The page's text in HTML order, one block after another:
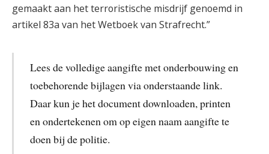
gemaakt aan het terroristische misdrijf genoemd in
artikel 83a van het Wetboek van Strafrecht.”
Lees de volledige aangifte met onderbouwing en
toebehorende bijlagen via onderstaande link.
Daar kun je het document downloaden, printen
en ondertekenen om op eigen naam aangifte te
doen bij de politie.